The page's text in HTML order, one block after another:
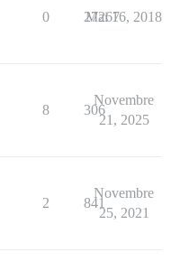
0 27267
Mai 16, 2018
8 306
Novembre
21, 2025
2 841
Novembre
25, 2021